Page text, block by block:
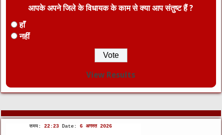
आपके अपने जिले के विधायक के काम से क्या आप संतुष्ट हैं ?
हाँ
नहीं
View Results